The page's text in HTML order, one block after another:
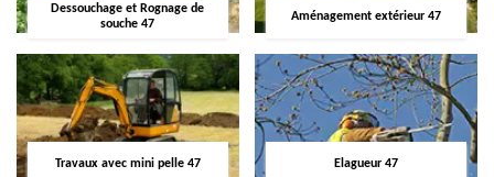
Dessouchage et Rognage de
souche 47
Aménagement extérieur 47
Travaux avec mini pelle 47 Elagueur 47